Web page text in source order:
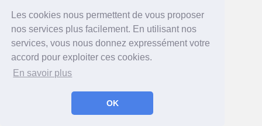
Les cookies nous permettent de vous proposer
nos services plus facilement. En utilisant nos
services, vous nous donnez expressément votre
accord pour exploiter ces cookies.
En savoir plus
OK
Adresse
SOCIÉTÉ NOUVELLE A&G LENNE
41, rue Voltaire
80570 Dargnies - France